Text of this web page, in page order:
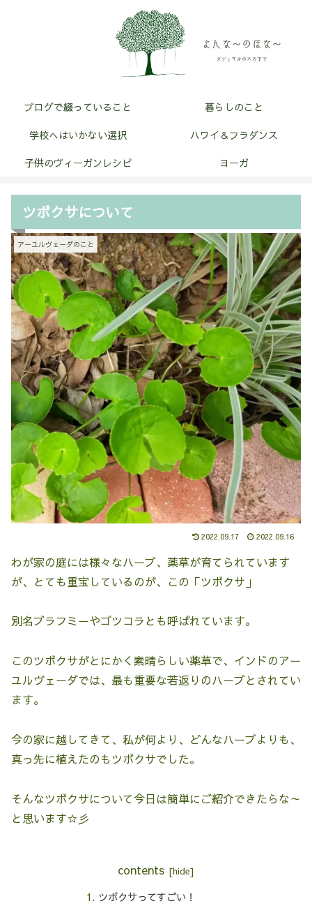
ブログで綴っていること
暮らしのこと
学校へはいかない選択
ハワイ＆フラダンス
子供のヴィーガンレシピ
ヨーガ
ツボクサについて
アーユルヴェーダのこと
2022.09.17 2022.09.16
わが家の庭には様々なハーブ、薬草が育てられています
が、とても重宝しているのが、この「ツボクサ」
別名ブラフミーやゴツコラとも呼ばれています。
このツボクサがとにかく素晴らしい薬草で、インドのアー
ユルヴェーダでは、最も重要な若返りのハーブとされてい
ます。
今の家に越してきて、私が何より、どんなハーブよりも、
真っ先に植えたのもツボクサでした。
そんなツボクサについて今日は簡単にご紹介できたらな～
と思います☆彡
contents
ツボクサってすごい！